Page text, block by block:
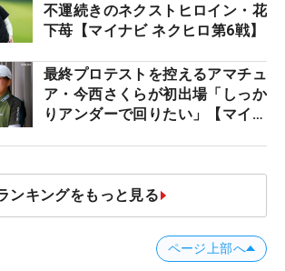
不運続きのネクストヒロイン・花
下苺【マイナビ ネクヒロ第6戦】
最終プロテストを控えるアマチュ
ア・今西さくらが初出場「しっか
りアンダーで回りたい」【マイナ
ンキングをもっと見る
ページ上部へ